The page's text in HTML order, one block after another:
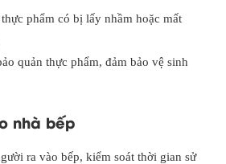
phẩm có bị lấy nhầm hoặc mất
quản thực phẩm, đảm bảo vệ sinh
nhà bếp
ra vào bếp, kiểm soát thời gian sử